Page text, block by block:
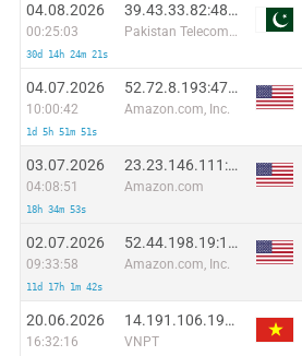
04.08.2026
00:25:03
30d 14h 24m 21s
39.43.33.82:48674
Pakistan Telecommuication company limited
04.07.2026
10:00:42
1d 5h 51m 51s
52.72.8.193:47030
Amazon.com, Inc.
03.07.2026
04:08:51
18h 34m 53s
23.23.146.111:43918
Amazon.com
02.07.2026
09:33:58
11d 17h 1m 42s
52.44.198.19:1245
Amazon.com, Inc.
20.06.2026
16:32:16
14.191.106.195:31729
VNPT